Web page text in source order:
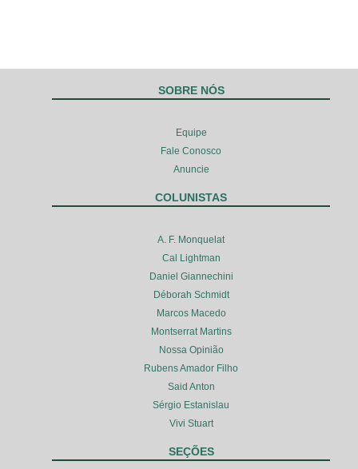
SOBRE NÓS
Equipe
Fale Conosco
Anuncie
COLUNISTAS
A. F. Monquelat
Cal Lightman
Daniel Giannechini
Déborah Schmidt
Marcos Macedo
Montserrat Martins
Nossa Opinião
Rubens Amador Filho
Said Anton
Sérgio Estanislau
Vivi Stuart
SEÇÕES